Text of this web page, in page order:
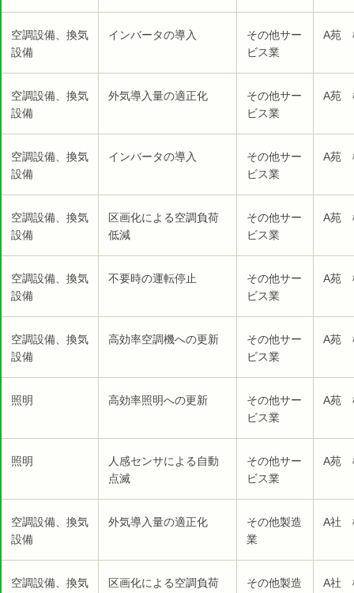
空調設備、換気
設備
インバータの導入
その他サー
ビス業
A苑
空調設備、換気
設備
外気導入量の適正化
その他サー
ビス業
A苑
空調設備、換気
設備
インバータの導入
その他サー
ビス業
A苑
空調設備、換気
設備
区画化による空調負荷
低減
その他サー
ビス業
A苑
空調設備、換気
設備
不要時の運転停止
その他サー
ビス業
A苑
空調設備、換気
設備
高効率空調機への更新
その他サー
ビス業
A苑
照明 高効率照明への更新
その他サー
ビス業
A苑
照明
人感センサによる自動
点滅
その他サー
ビス業
A苑
空調設備、換気
設備
外気導入量の適正化
その他製造
業
A社
空調設備、換気
区画化による空調負荷
その他製造
A社